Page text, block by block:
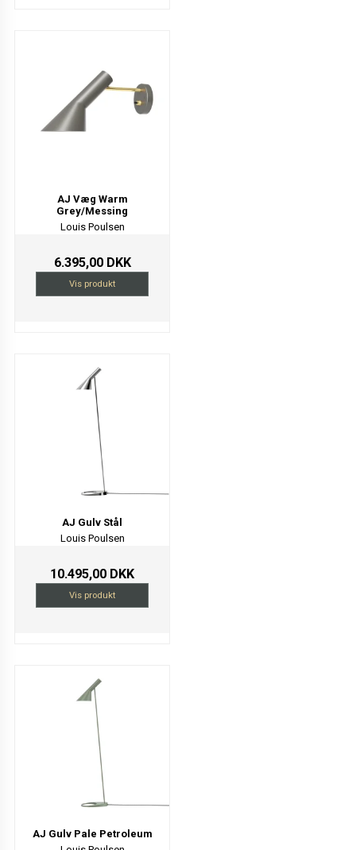
AJ Væg Warm
Grey/Messing
Louis Poulsen
6.395,00 DKK
Vis produkt
AJ Gulv Stål
Louis Poulsen
10.495,00 DKK
Vis produkt
AJ Gulv Pale Petroleum